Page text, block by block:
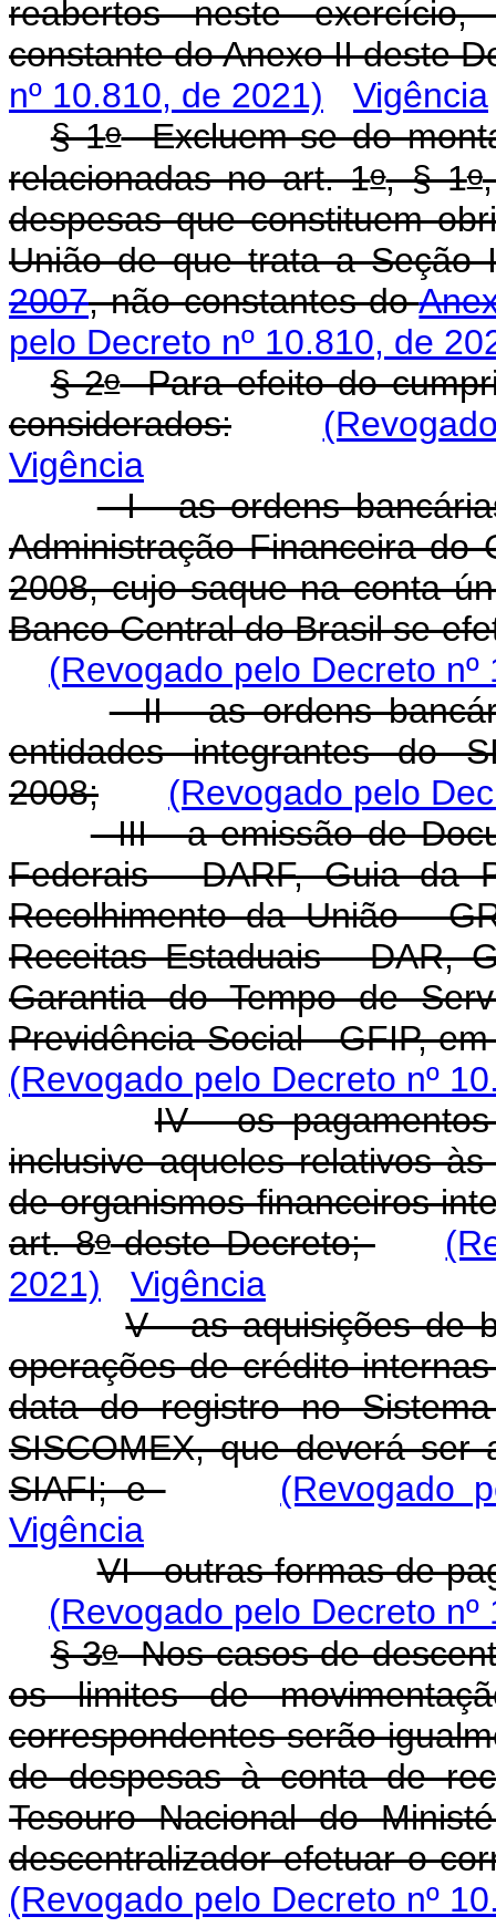
reabertos neste
constante do Anexo II deste
nº 10.810, de 2021)
Vigência
§ 1oExcluem-se do
relacionadas no art. 1o, § 1o
despesas que constituem
União de que trata a
2007, não constantes do
pelo Decreto nº 10.810, de
§ 2oPara efeito do
considerados:
Vigência
I - as ordens
Administração Financeira
2008, cujo saque na conta
Banco Central do Brasil se
(Revogado pelo Decreto
II - as ordens
entidades integrantes do
2008;
(Revogado pelo
III - a emissão de
Federais - DARF, Guia da
Recolhimento da União -
Receitas Estaduais - DAR,
Garantia do Tempo de
Previdência Social - GFIP,
(Revogado pelo Decreto nº
IV - os
inclusive aqueles relativos
de organismos financeiros
art. 8odeste Decreto;
2021)
Vigência
V - as aquisições de
operações de crédito
data do registro no
SISCOMEX, que deverá ser
SIAFI; e
(Revogado
Vigência
VI - outras formas de
(Revogado pelo Decreto
§ 3oNos casos de
os limites de
correspondentes serão
de despesas à conta de
Tesouro Nacional do
descentralizador efetuar o
(Revogado pelo Decreto nº